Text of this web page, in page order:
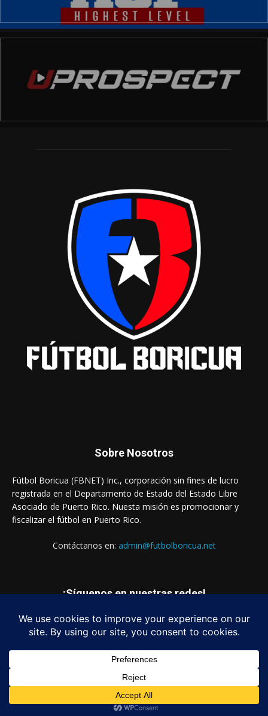
Sobre Nosotros
Fútbol Boricua (FBNET) Inc., corporación sin fines de lucro
registrada en el Departamento de Estado del Estado Libre
Asociado de Puerto Rico. Nuesta misión es promocionar y
fiscalizar el fútbol en Puerto Rico.
Contáctanos en: admin@futbolboricua.net
¡Síguenos en nuestras redes!
© Copyright 2023 - Fútbol Boricua (FBNET) Inc.
Login Quienes Somos Estados Financieros Contáctanos